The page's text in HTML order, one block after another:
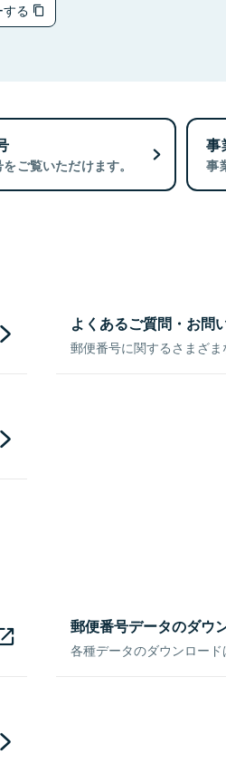
る
ご覧いただけます。
事
事
よくあるご質問・お問
郵便番号に関するさまざま
郵便番号データのダウ
各種データのダウンロー